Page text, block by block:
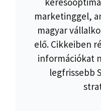
marketinggel,
magyar
elő. Cikkeiben
információkat
legfrissebb